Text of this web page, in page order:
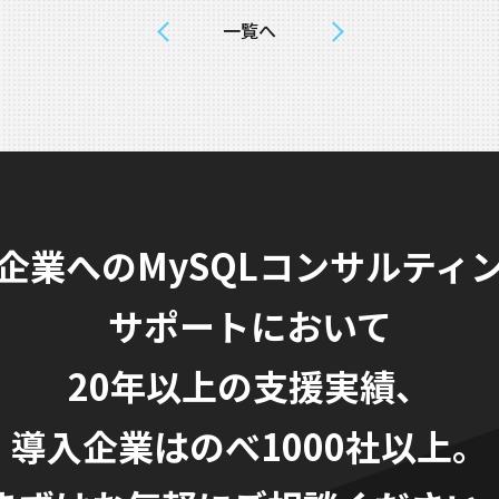
一覧へ
業へのMySQLコンサルティ
サポートにおいて
20年以上の支援実績、
導入企業はのべ1000社以上。